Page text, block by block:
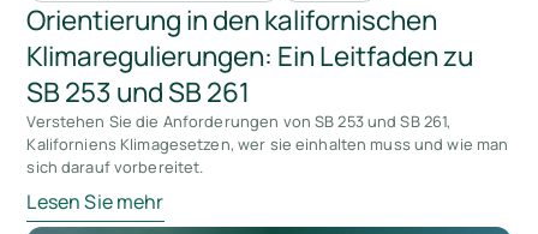
Orientierung in den kalifornischen
Klimaregulierungen: Ein Leitfaden zu
SB 253 und SB 261
Verstehen Sie die Anforderungen von SB 253 und SB 261,
Kaliforniens Klimagesetzen, wer sie einhalten muss und wie man
sich darauf vorbereitet.
Lesen Sie mehr